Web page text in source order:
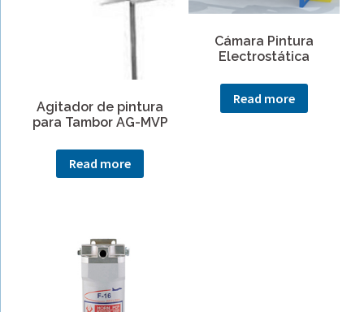
Agitador de pintura
para Tambor AG-MVP
Read more
Cámara Pintura
Electrostática
Read more